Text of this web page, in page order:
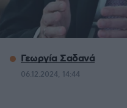
Γεωργία Σαδανά
06.12.2024, 14:44